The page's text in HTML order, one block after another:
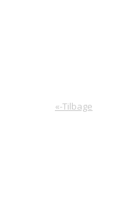
«-Tilbage